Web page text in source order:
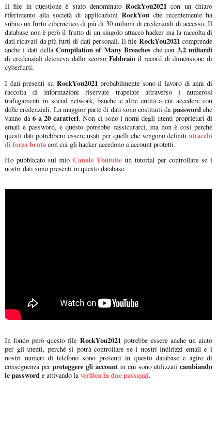
Il file in questione è stato denominatoRockYou2021con un chiaro
riferimento alla società di applicazioni RockYou che recentemente ha
subito un furto cibernetico di più di 30 milioni di credenziali di accesso. Il
database non è però il frutto di un singolo attacco hacker ma la raccolta di
dati ricavati da più furti di dati personali. Il file RockYou2021comprende
anche i dati dellaCompilation of Many Breachesche con 3,2 miliardi
di credenziali deteneva dallo scorso Febbraioil record di dimensione di
cyberfurti.
I dati presenti su RockYou2021probabilmente sono il lavoro di anni di
raccolta di informazioni riservate trapelate attraverso i numerosi
trafugamenti in social network, banche e altre entità a cui accedere con
delle credenziali. La maggior parte di dati sono costituiti da password che
vanno da6 a 20 caratteri. Non ci sono i nomi degli utenti proprietari di
email e password, e questo potrebbe rassicurarci, ma non è così perché
questi dati potrebbero essere usati per quelli che vengono definiti attacchi
di forza bruta con cui gli hacker accedono a account protetti.
Ho pubblicato sul mioCanale Youtube un tutorial per controllare se i
nostri dati sono presenti in questo database.
In fondo però questo file RockYou2021potrebbe essere anche un aiuto
per gli utenti, perché si potrà controllare se i nostri indirizzi email e i
nostri numeri di telefono sono presenti in questo database e agire di
conseguenza perproteggere gli accountin cui sono utilizzaticambiando
le password e attivando laverifica in due passaggi.